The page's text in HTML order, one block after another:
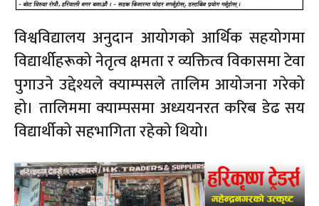
विश्वविद्यालय अनुदान आयोगको आर्थिक सहयोगमा
विद्यार्थीहरूको नेतृत्व क्षमता र व्यक्तित्व विकासमा टेवा
पुगाउने उद्देश्यले क्याम्पसले तालिम आयोजना गरेको
हो। तालिममा क्याम्पसमा अध्ययनरत करिब डेढ सय
विद्यार्थीको सहभागिता रहेको थियो।